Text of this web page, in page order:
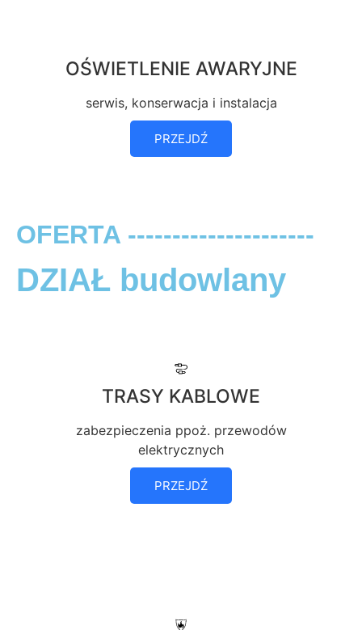
OŚWIETLENIE AWARYJNE
serwis, konserwacja i instalacja
PRZEJDŹ
OFERTA ---------------------
DZIAŁ budowlany
TRASY KABLOWE
zabezpieczenia ppoż. przewodów
elektrycznych
PRZEJDŹ